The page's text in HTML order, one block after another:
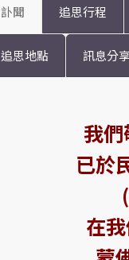
訃聞 追思行程
追思地點 訊息分
我
已於
在